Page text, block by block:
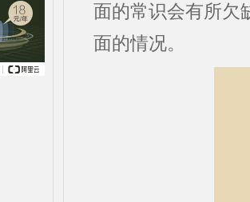
面的常识会有所欠
面的情况。